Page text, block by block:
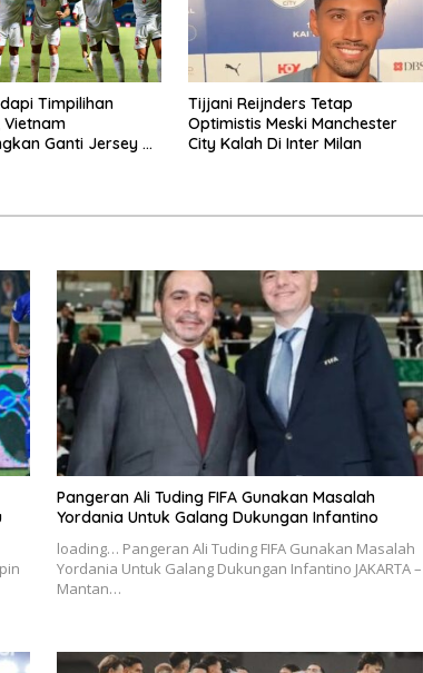
Timpilihan
Vietnam
Ganti Jersey Di
Tijjani Reijnders Tetap
Optimistis Meski Manchester
City Kalah Di Inter Milan
Pangeran Ali Tuding FIFA Gunakan Masalah
Yordania Untuk Galang Dukungan Infantino
loading… Pangeran Ali Tuding FIFA Gunakan Masalah
Yordania Untuk Galang Dukungan Infantino JAKARTA –
Mantan…